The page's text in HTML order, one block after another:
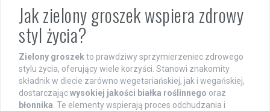
Jak zielony groszek wspiera zdrowy
styl życia?
Zielony groszekto prawdziwy sprzymierzeniec zdrowego
stylu życia, oferujący wiele korzyści. Stanowi znakomity
składnik w diecie zarówno wegetariańskiej, jak i wegańskiej,
dostarczającwysokiej jakości białka roślinnego oraz
błonnika . Te elementy wspierają proces odchudzania i